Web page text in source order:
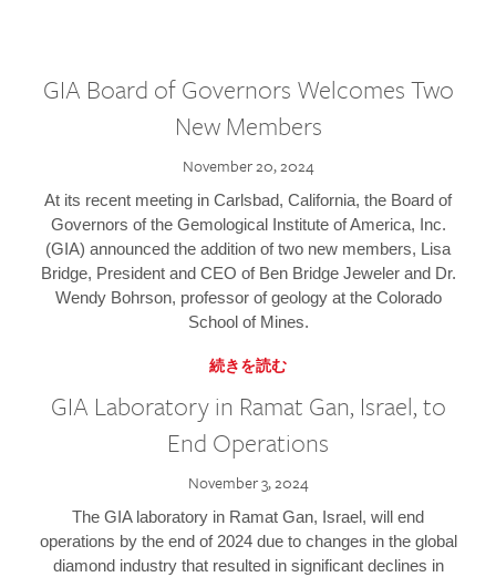
GIA Board of Governors Welcomes Two
New Members
November 20, 2024
At its recent meeting in Carlsbad, California, the Board of
Governors of the Gemological Institute of America, Inc.
(GIA) announced the addition of two new members, Lisa
Bridge, President and CEO of Ben Bridge Jeweler and Dr.
Wendy Bohrson, professor of geology at the Colorado
School of Mines.
続きを読む
GIA Laboratory in Ramat Gan, Israel, to
End Operations
November 3, 2024
The GIA laboratory in Ramat Gan, Israel, will end
operations by the end of 2024 due to changes in the global
diamond industry that resulted in significant declines in